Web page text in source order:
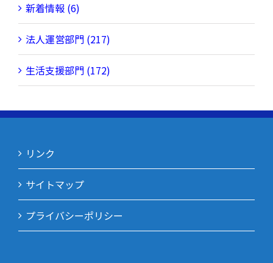
新着情報 (6)
法人運営部門 (217)
生活支援部門 (172)
リンク
サイトマップ
プライバシーポリシー